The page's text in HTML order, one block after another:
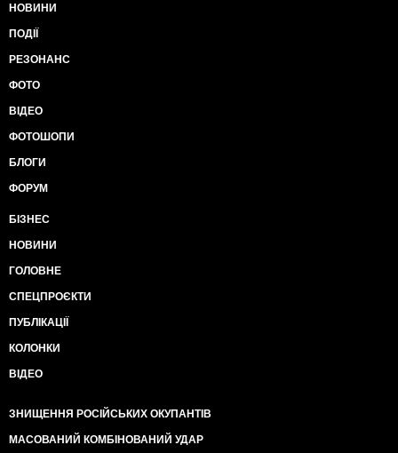
НОВИНИ
ПОДІЇ
РЕЗОНАНС
ФОТО
ВІДЕО
ФОТОШОПИ
БЛОГИ
ФОРУМ
БІЗНЕС
НОВИНИ
ГОЛОВНЕ
СПЕЦПРОЄКТИ
ПУБЛІКАЦІЇ
КОЛОНКИ
ВІДЕО
ЗНИЩЕННЯ РОСІЙСЬКИХ ОКУПАНТІВ
МАСОВАНИЙ КОМБІНОВАНИЙ УДАР